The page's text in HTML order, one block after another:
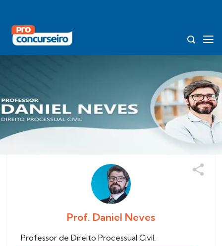
content
Prof. Daniel Neves
Professor de Direito Processual Civil.